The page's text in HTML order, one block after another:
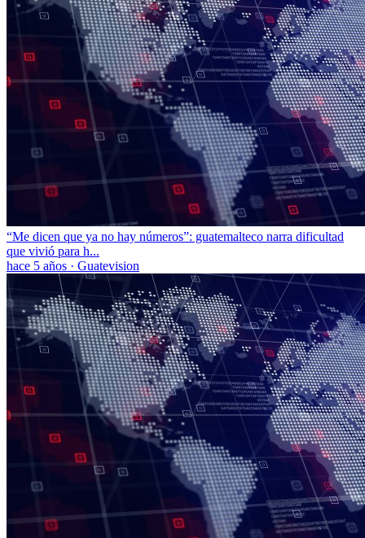
“Me dicen que ya no hay números”: guatemalteco narra dificultad
que vivió para h...
hace 5 años · Guatevision